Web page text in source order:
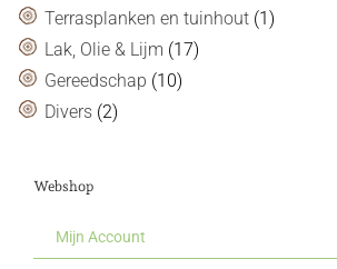
Terrasplanken en tuinhout (1)
Lak, Olie & Lijm (17)
Gereedschap (10)
Divers (2)
Webshop
Mijn Account